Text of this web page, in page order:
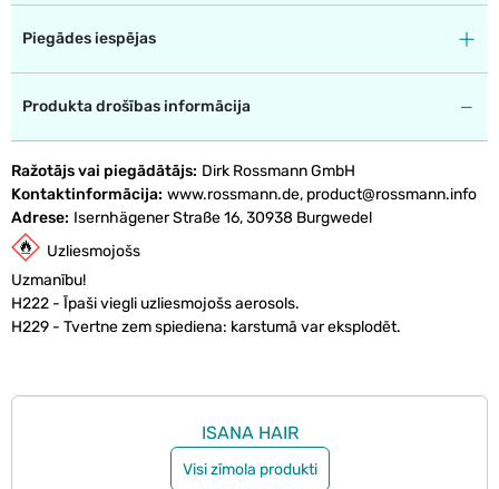
Piegādes iespējas
Produkta drošības informācija
Ražotājs vai piegādātājs Dirk Rossmann GmbH
Kontaktinformācija www.rossmann.de, product@rossmann.info
Adrese Isernhägener Straße 16, 30938 Burgwedel
Uzliesmojošs
Uzmanību!
H222 - Īpaši viegli uzliesmojošs aerosols.
H229 - Tvertne zem spiediena: karstumā var eksplodēt.
ISANA HAIR
Visi zīmola produkti